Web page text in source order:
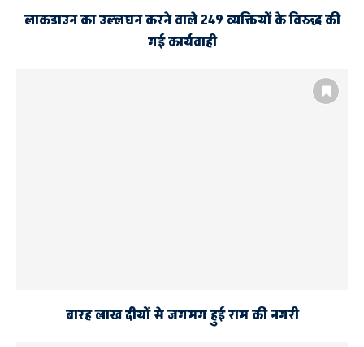
लाकडाउन का उल्लघन करने वाले 249 व्यक्तियों के विरुद्ध की
गई कार्यवाही
बारह लाख दीयों से जगमग हुई राम की नगरी